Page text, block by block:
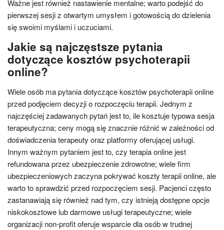
Ważne jest również nastawienie mentalne; warto podejść do
pierwszej sesji z otwartym umysłem i gotowością do dzielenia
się swoimi myślami i uczuciami.
Jakie są najczęstsze pytania
dotyczące kosztów psychoterapii
online?
Wiele osób ma pytania dotyczące kosztów psychoterapii online
przed podjęciem decyzji o rozpoczęciu terapii. Jednym z
najczęściej zadawanych pytań jest to, ile kosztuje typowa sesja
terapeutyczna; ceny mogą się znacznie różnić w zależności od
doświadczenia terapeuty oraz platformy oferującej usługi.
Innym ważnym pytaniem jest to, czy terapia online jest
refundowana przez ubezpieczenie zdrowotne; wiele firm
ubezpieczeniowych zaczyna pokrywać koszty terapii online, ale
warto to sprawdzić przed rozpoczęciem sesji. Pacjenci często
zastanawiają się również nad tym, czy istnieją dostępne opcje
niskokosztowe lub darmowe usługi terapeutyczne; wiele
organizacji non-profit oferuje wsparcie dla osób w trudnej